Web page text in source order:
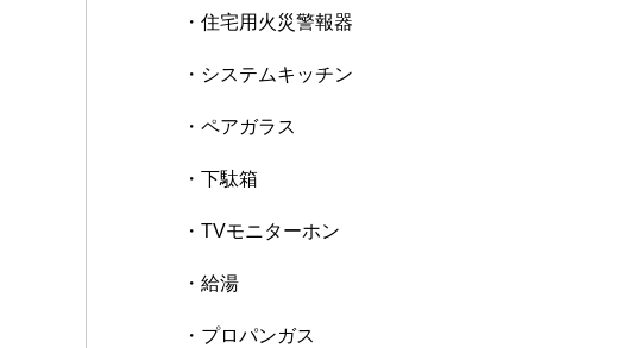
・住宅用火災警報器
・システムキッチン
・ペアガラス
・下駄箱
・TVモニターホン
・給湯
・プロパンガス